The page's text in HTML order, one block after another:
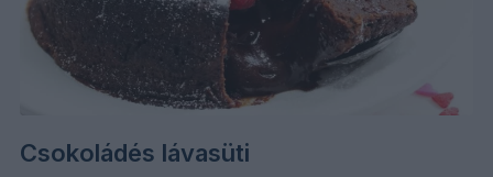
Csokoládés lávasüti